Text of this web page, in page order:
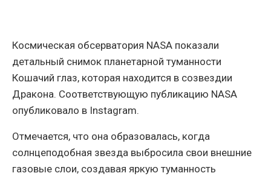
Космическая обсерватория NASA показали
детальный снимок планетарной туманности
Кошачий глаз, которая находится в созвездии
Дракона. Соответствующую публикацию NASA
опубликовало в Instagram.
Отмечается, что она образовалась, когда
солнцеподобная звезда выбросила свои внешние
газовые слои, создавая яркую туманность